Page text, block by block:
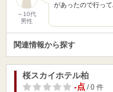
～10代
男性
があったので行っ
関連情報から探す
桜スカイホテル柏
-点/ 0 件